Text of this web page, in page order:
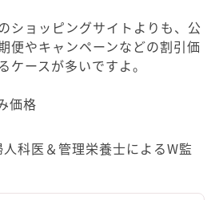
ショッピングサイトよりも、公
便やキャンペーンなどの割引価
ケースが多いですよ。
価格
人科医＆管理栄養士によるW監